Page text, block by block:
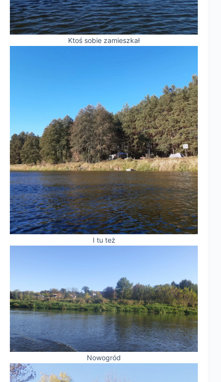
Ktoś sobie zamieszkał
I tu też
Nowogród